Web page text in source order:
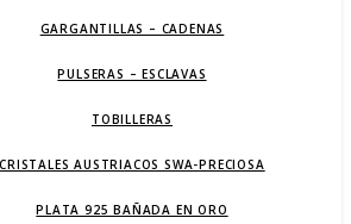
GARGANTILLAS – CADENAS
PULSERAS – ESCLAVAS
TOBILLERAS
CRISTALES AUSTRIACOS SWA-PRECIOSA
PLATA 925 BAÑADA EN ORO